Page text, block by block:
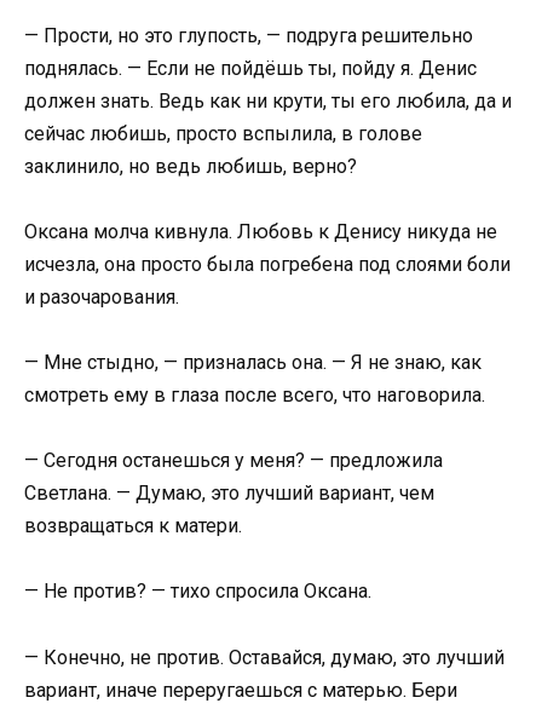
— Прости, но это глупость, — подруга решительно
поднялась. — Если не пойдёшь ты, пойду я. Денис
должен знать. Ведь как ни крути, ты его любила, да и
сейчас любишь, просто вспылила, в голове
заклинило, но ведь любишь, верно?
Оксана молча кивнула. Любовь к Денису никуда не
исчезла, она просто была погребена под слоями боли
и разочарования.
— Мне стыдно, — призналась она. — Я не знаю, как
смотреть ему в глаза после всего, что наговорила.
— Сегодня останешься у меня? — предложила
Светлана. — Думаю, это лучший вариант, чем
возвращаться к матери.
— Не против? — тихо спросила Оксана.
— Конечно, не против. Оставайся, думаю, это лучший
вариант, иначе переругаешься с матерью. Бери